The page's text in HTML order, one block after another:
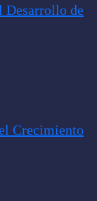
Desarrollo de
Crecimiento